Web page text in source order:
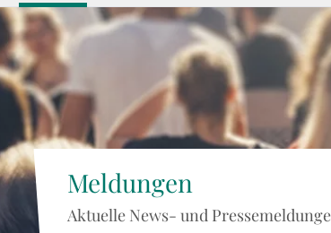
Meldungen
Aktuelle News- und